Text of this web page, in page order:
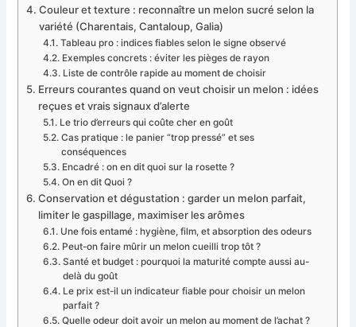
Couleur et texture : reconnaître un melon sucré selon la
variété (Charentais, Cantaloup, Galia)
Tableau pro : indices fiables selon le signe observé
Exemples concrets : éviter les pièges de rayon
Liste de contrôle rapide au moment de choisir
Erreurs courantes quand on veut choisir un melon : idées
reçues et vrais signaux d’alerte
Le trio d’erreurs qui coûte cher en goût
Cas pratique : le panier “trop pressé” et ses
conséquences
Encadré : on en dit quoi sur la rosette ?
On en dit Quoi ?
Conservation et dégustation : garder un melon parfait,
limiter le gaspillage, maximiser les arômes
Une fois entamé : hygiène, film, et absorption des odeurs
Peut-on faire mûrir un melon cueilli trop tôt ?
Santé et budget : pourquoi la maturité compte aussi au-
delà du goût
Le prix est-il un indicateur fiable pour choisir un melon
parfait ?
Quelle odeur doit avoir un melon au moment de l’achat ?